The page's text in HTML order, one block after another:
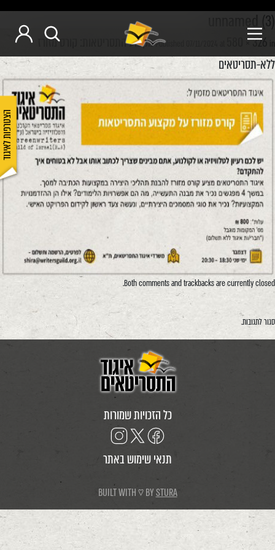
הצטרפות לאיגוד
unnamed (3)
Published 580 × 326 in
מקצוע התסריטאות: קורס מזורז
ללא-תסריטאים
Both comments and trackbacks are currently closed.
סגור לתגובות.
כל הזכויות שמורות
תנאי שימוש באתר
BUILT WITH ♡ BYSTURA